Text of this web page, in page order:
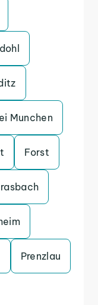
Munchen
Forst
Prenzlau